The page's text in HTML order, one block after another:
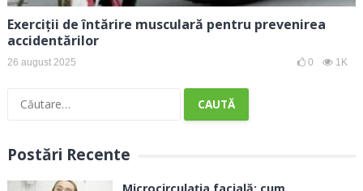
Exerciții de întărire musculară pentru prevenirea
accidentărilor
26 august 2025 0 1K
Caută
Postări Recente